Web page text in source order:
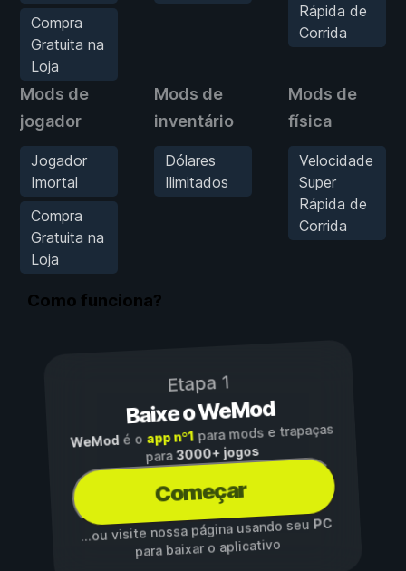
Compra
Gratuita na
Loja
Rápida de
Corrida
Mods de
jogador
Jogador
Imortal
Compra
Gratuita na
Loja
Mods de
inventário
Dólares
Ilimitados
Mods de
física
Velocidade
Super
Rápida de
Corrida
Como funciona?
Etapa 1
Baixe o WeMod
WeModé o app nº1para mods e trapaças
para3000+ jogos
Começar
...ou visite nossa página usando seuPC
para baixar o aplicativo